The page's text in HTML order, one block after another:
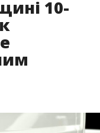
хлопчик. За